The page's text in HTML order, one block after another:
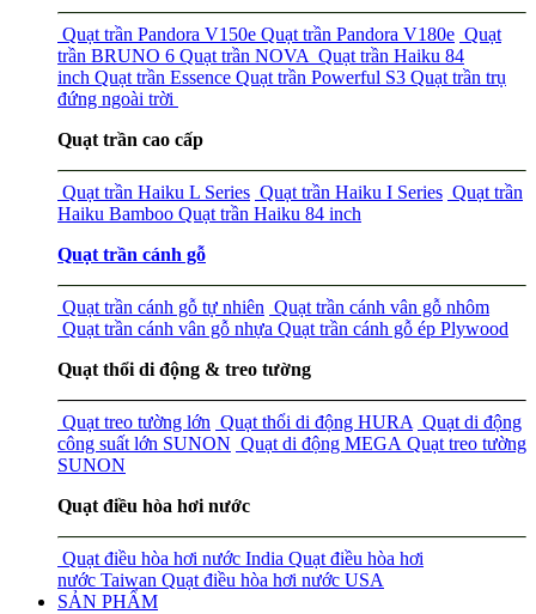
Quạt trần Pandora V150e Quạt trần Pandora V180e Quạt
trần BRUNO 6 Quạt trần NOVA Quạt trần Haiku 84
inch Quạt trần Essence Quạt trần Powerful S3 Quạt trần trụ
đứng ngoài trời
Quạt trần cao cấp
Quạt trần Haiku L Series Quạt trần Haiku I Series Quạt trần
Haiku Bamboo Quạt trần Haiku 84 inch
Quạt trần cánh gỗ
Quạt trần cánh gỗ tự nhiên Quạt trần cánh vân gỗ nhôm
Quạt trần cánh vân gỗ nhựa Quạt trần cánh gỗ ép Plywood
Quạt thổi di động & treo tường
Quạt treo tường lớn Quạt thổi di động HURA Quạt di động
công suất lớn SUNON Quạt di động MEGA Quạt treo tường
SUNON
Quạt điều hòa hơi nước
Quạt điều hòa hơi nước India Quạt điều hòa hơi
nước Taiwan Quạt điều hòa hơi nước USA
SẢN PHẨM